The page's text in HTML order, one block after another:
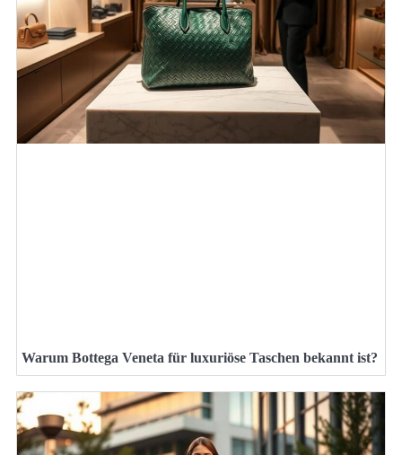
Warum Bottega Veneta für luxuriöse Taschen bekannt ist?